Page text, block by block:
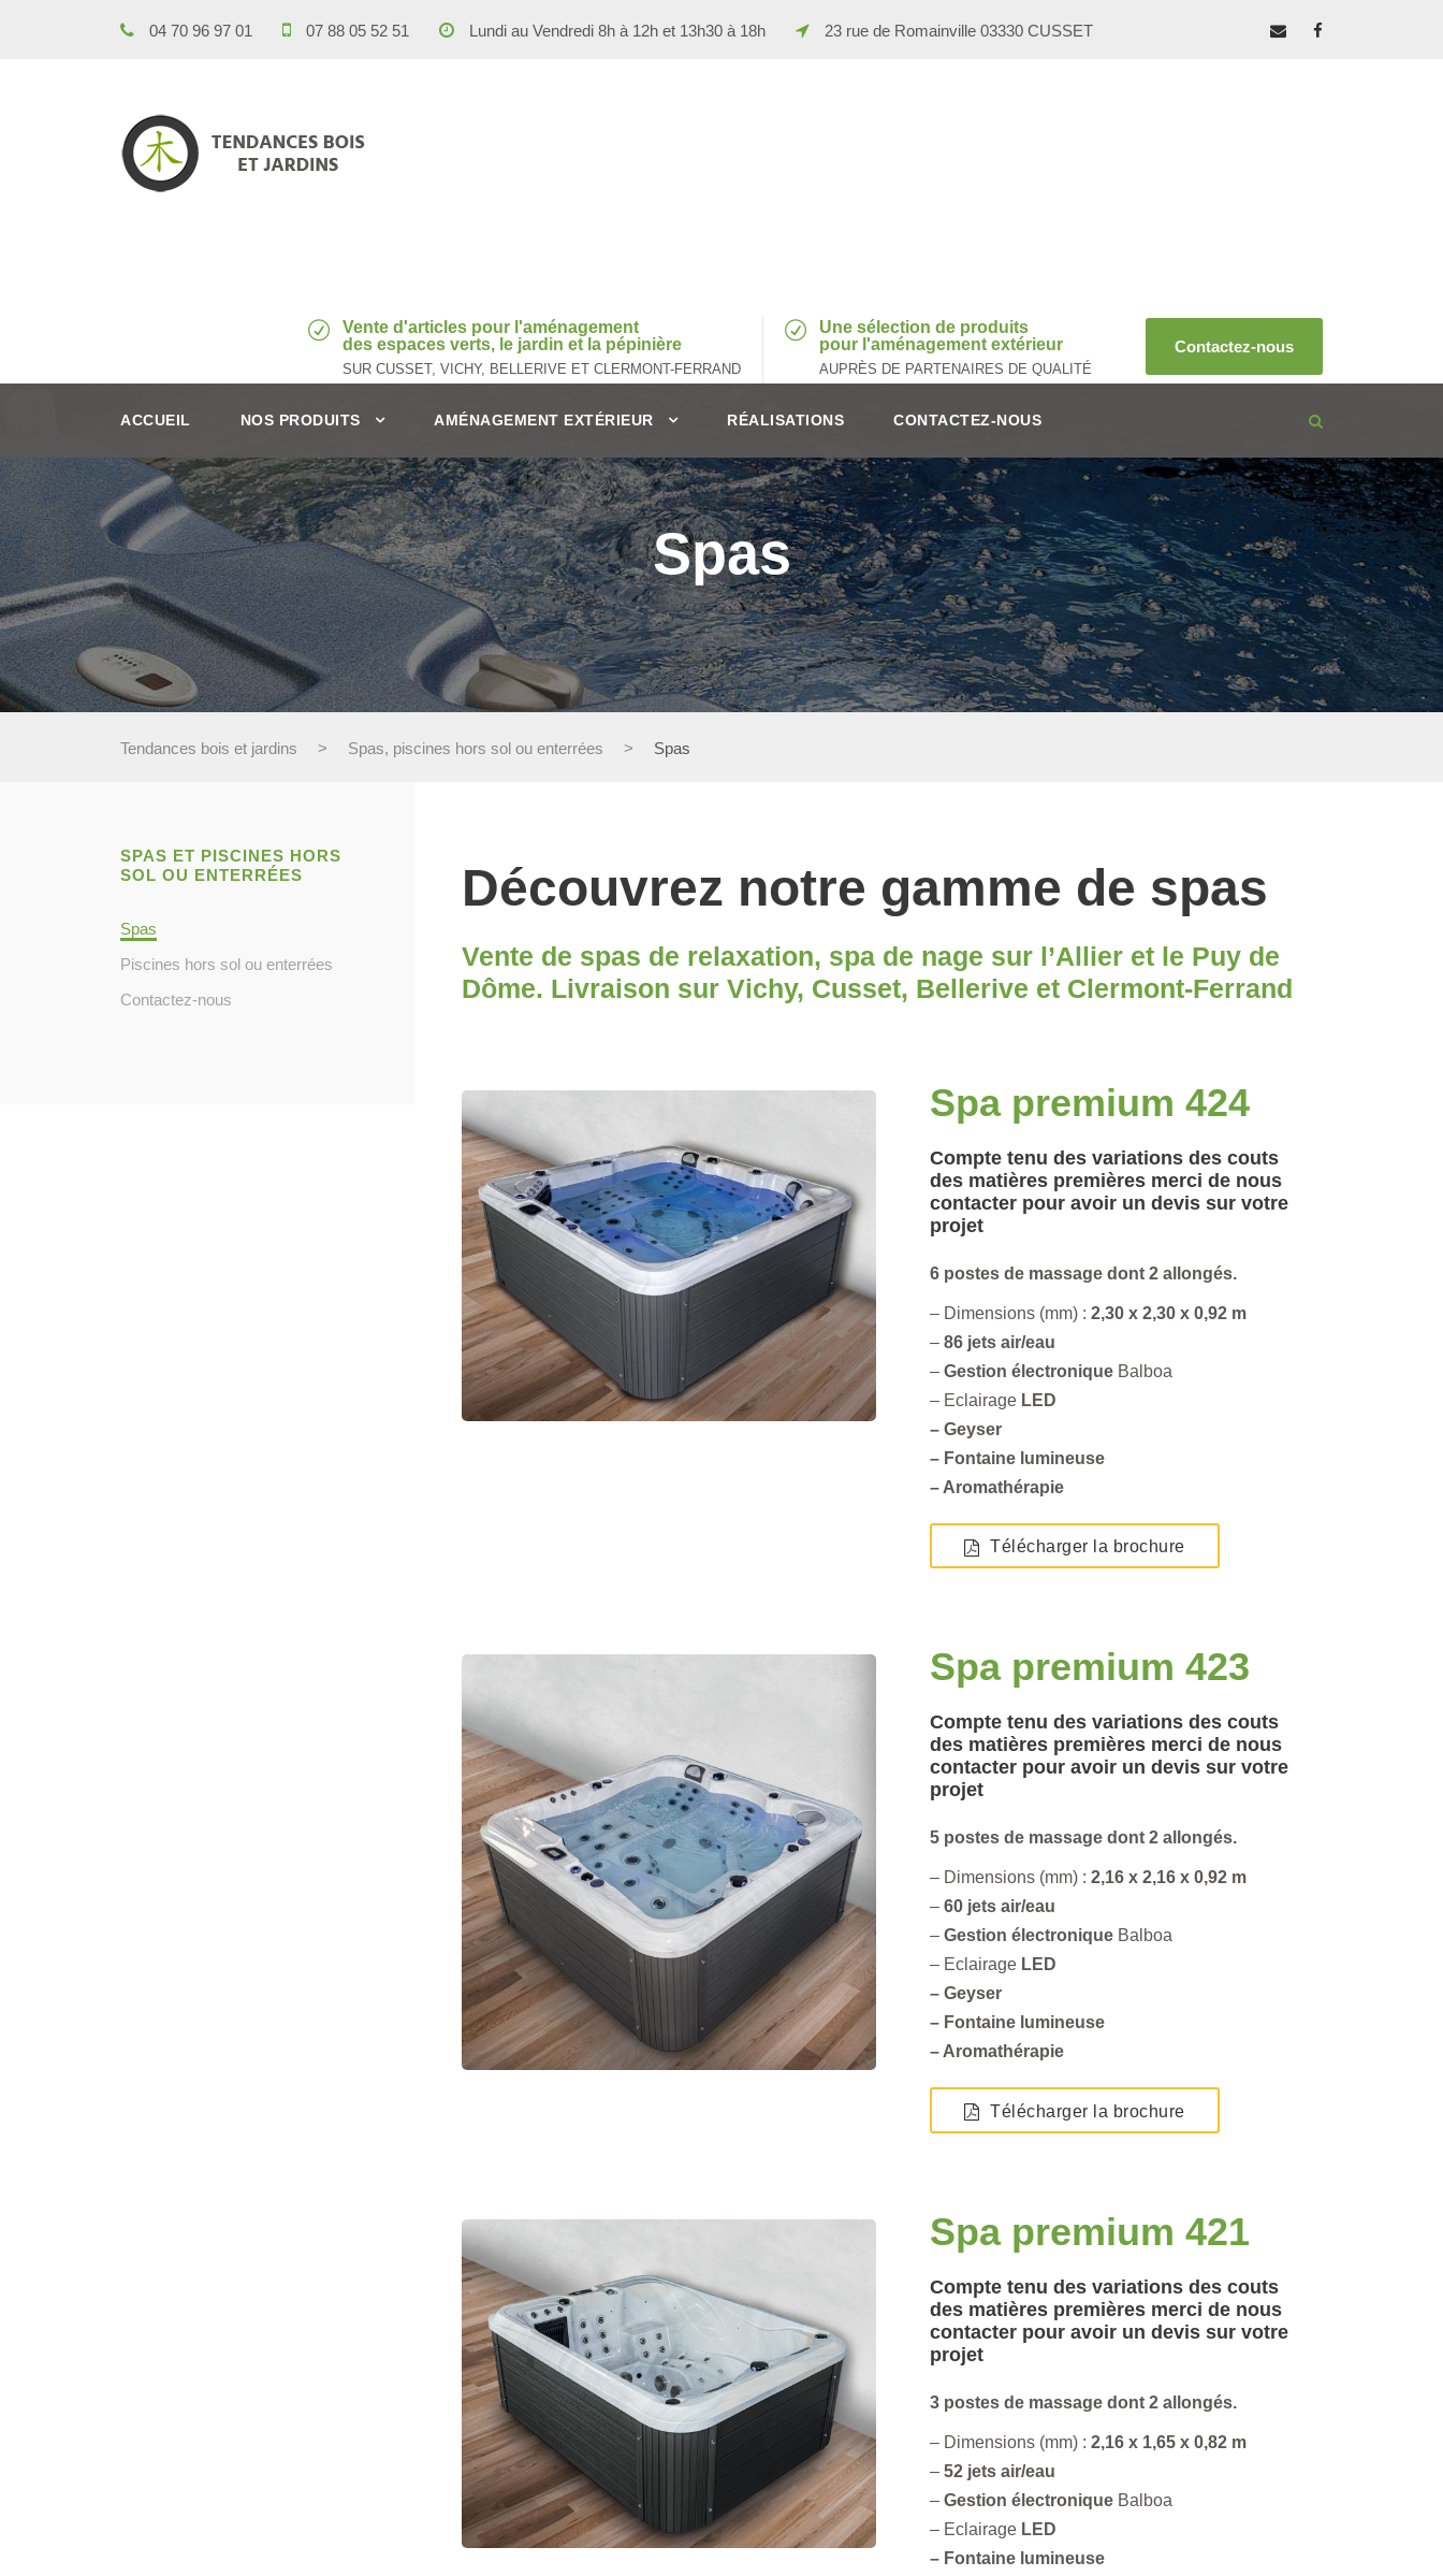
04 70 96 97 01 07 88 05 52 51 Lundi au Vendredi 8h à 12h et 13h30 à 18h 23 rue de Romainville 03330 CUSSET
Vente d'articles pour l'aménagement
des espaces verts, le jardin et la pépinière
SUR CUSSET, VICHY, BELLERIVE ET CLERMONT-FERRAND
Une sélection de produits
pour l'aménagement extérieur
AUPRÈS DE PARTENAIRES DE QUALITÉ
Contactez-nous
ACCUEIL NOS PRODUITS AMÉNAGEMENT EXTÉRIEUR RÉALISATIONS CONTACTEZ-NOUS
Spas
Tendances bois et jardins > Spas, piscines hors sol ou enterrées > Spas
Découvrez notre gamme de spas
Vente de spas de relaxation, spa de nage sur l’Allier et le Puy de
Dôme. Livraison sur Vichy, Cusset, Bellerive et Clermont-Ferrand
Spa premium 424
Compte tenu des variations des couts
des matières premières merci de nous
contacter pour avoir un devis sur votre
projet
6 postes de massage dont 2 allongés.
– Dimensions (mm) : 2,30 x 2,30 x 0,92 m
– 86 jets air/eau
– Gestion électroniqueBalboa
– EclairageLED
– Geyser
– Fontaine lumineuse
– Aromathérapie
Télécharger la brochure
Spa premium 423
Compte tenu des variations des couts
des matières premières merci de nous
contacter pour avoir un devis sur votre
projet
5 postes de massage dont 2 allongés.
– Dimensions (mm) : 2,16 x 2,16 x 0,92 m
– 60 jets air/eau
– Gestion électroniqueBalboa
– EclairageLED
– Geyser
– Fontaine lumineuse
– Aromathérapie
Télécharger la brochure
Spa premium 421
Compte tenu des variations des couts
des matières premières merci de nous
contacter pour avoir un devis sur votre
projet
3 postes de massage dont 2 allongés.
– Dimensions (mm) : 2,16 x 1,65 x 0,82 m
– 52 jets air/eau
– Gestion électroniqueBalboa
– EclairageLED
– Fontaine lumineuse
SPAS ET PISCINES HORS
SOL OU ENTERRÉES
Spas
Piscines hors sol ou enterrées
Contactez-nous